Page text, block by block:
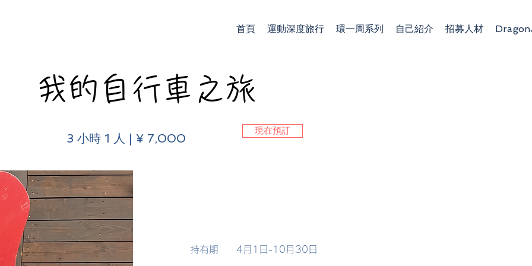
首頁 運動深度旅行 環一周系列 自己紹介 招募人材
我的自行車之旅
3 小時 1 人 | ¥ 7,000
現在預訂
持有期 4月1日-10月30日